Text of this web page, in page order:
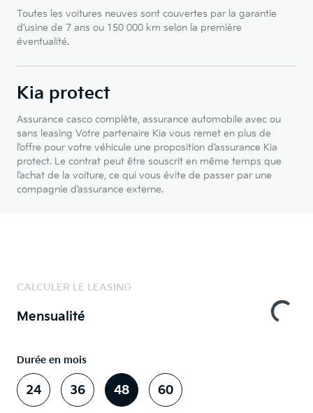
Toutes les voitures neuves sont couvertes par la garantie
d’usine de 7 ans ou 150 000 km selon la première
éventualité.
Kia protect
Assurance casco complète, assurance automobile avec ou
sans leasing Votre partenaire Kia vous remet en plus de
l’offre pour votre véhicule une proposition d’assurance Kia
protect. Le contrat peut être souscrit en même temps que
l’achat de la voiture, ce qui vous évite de passer par une
compagnie d’assurance externe.
CALCULER LE LEASING
Mensualité
Durée en mois
24 36 48 60